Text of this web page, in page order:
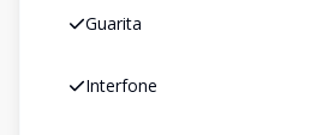
Guarita
Interfone